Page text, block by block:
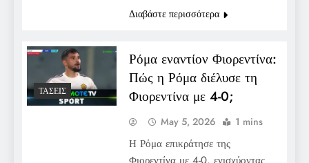
Διαβάστε περισσότερα
ΤΆΣΕΙΣ
Ρόμα εναντίον Φιορεντίνα:
Πώς η Ρόμα διέλυσε τη
Φιορεντίνα με 4-0;
May 5, 2026 1 mins
Η Ρόμα επικράτησε της